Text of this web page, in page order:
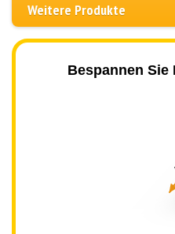
Weitere Produkte
Bespannen Sie